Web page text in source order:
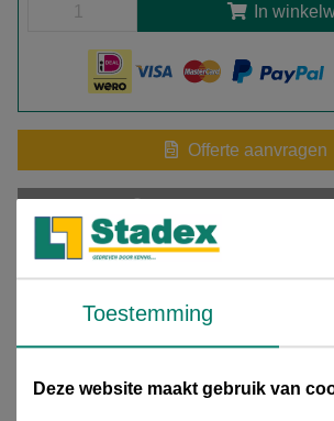
In
Offerte aanvragen
Download extra informatie
15501003-HS Temperguss Fittings
gegalvaniseerd, conform: DVGW and
Toestemming
Deze website maakt gebruik van